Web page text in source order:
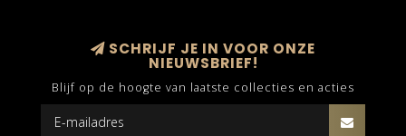
SCHRIJF JE IN VOOR ONZE
NIEUWSBRIEF!
Blijf op de hoogte van laatste collecties en acties